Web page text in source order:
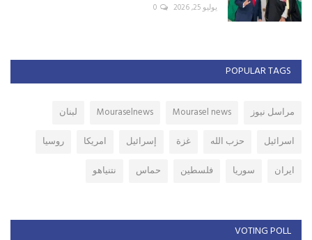
يوليو 25, 2026 0
POPULAR TAGS
مراسل نيوز Mourasel news
Mouraselnews
لبنان
اسرائيل
حزب الله غزة إسرائيل امريكا
روسيا
ايران
سوريا فلسطين حماس نتنياهو
VOTING POLL